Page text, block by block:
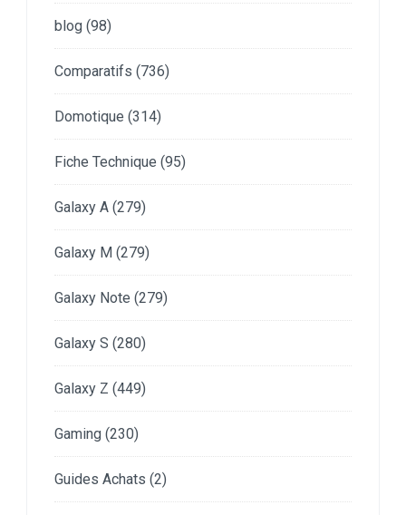
blog (98)
Comparatifs (736)
Domotique (314)
Fiche Technique (95)
Galaxy A (279)
Galaxy M (279)
Galaxy Note (279)
Galaxy S (280)
Galaxy Z (449)
Gaming (230)
Guides Achats (2)